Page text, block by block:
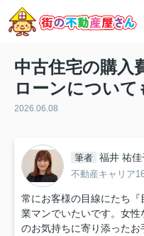
中古住宅の購入
ローンについて
2026.06.08
筆者 福井 祐佳
不動産キャリア
常にお客様の目線にたち
業マンでいたいです。女
のお気持ちに寄り添った